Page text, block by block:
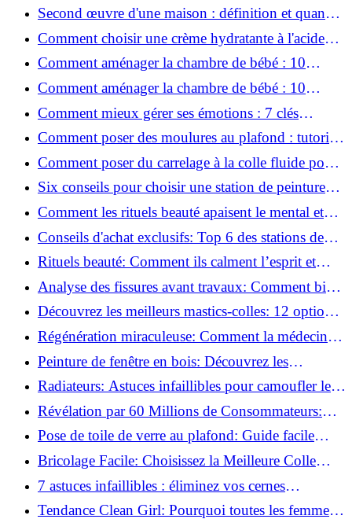
lèvres sèches et gercées?
Second œuvre d'une maison : définition et quand
le réaliser
Comment choisir une crème hydratante à l'acide
hyaluronique et niacinamide ?
Comment aménager la chambre de bébé : 10
conseils sécurité, déco et rangement
Comment aménager la chambre de bébé : 10
conseils sécurité, déco et rangement
Comment mieux gérer ses émotions : 7 clés
pratiques
Comment poser des moulures au plafond : tutoriel
vidéo pas à pas ?
Comment poser du carrelage à la colle fluide pour
un rendu professionnel ?
Six conseils pour choisir une station de peinture
basse pression
Comment les rituels beauté apaisent le mental et
créent des moments pour soi ?
Conseils d'achat exclusifs: Top 6 des stations de
peinture basse pression incontournables!
Rituels beauté: Comment ils calment l’esprit et
chouchoutent votre âme!
Analyse des fissures avant travaux: Comment bien
préparer vos surfaces!
Découvrez les meilleurs mastics-colles: 12 options
dès 6,70 €!
Régénération miraculeuse: Comment la médecine
régénérative peut restaurer votre confiance!
Peinture de fenêtre en bois: Découvrez les
techniques infaillibles pour un résultat parfait!
Radiateurs: Astuces infaillibles pour camoufler les
tuyaux apparents!
Révélation par 60 Millions de Consommateurs:
Découvrez le sérum anti-rides numéro un!
Pose de toile de verre au plafond: Guide facile
pour débutants!
Bricolage Facile: Choisissez la Meilleure Colle
pour Chaque Matériau!
7 astuces infaillibles : éliminez vos cernes
rapidement !
Tendance Clean Girl: Pourquoi toutes les femmes